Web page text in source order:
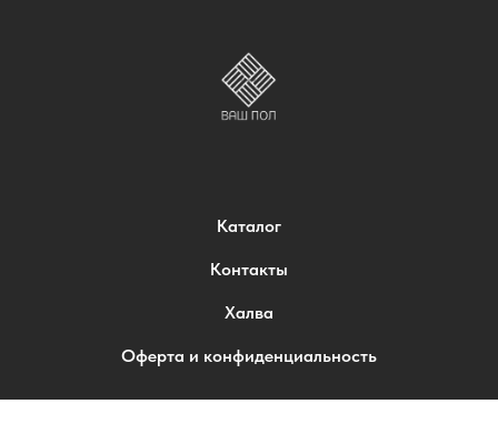
Каталог
Контакты
Халва
Оферта и конфиденциальность